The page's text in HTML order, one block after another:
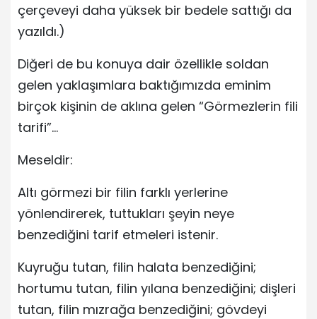
çerçeveyi daha yüksek bir bedele sattığı da
yazıldı.)
Diğeri de bu konuya dair özellikle soldan
gelen yaklaşımlara baktığımızda eminim
birçok kişinin de aklına gelen “Görmezlerin fili
tarifi”…
Meseldir:
Altı görmezi bir filin farklı yerlerine
yönlendirerek, tuttukları şeyin neye
benzediğini tarif etmeleri istenir.
Kuyruğu tutan, filin halata benzediğini;
hortumu tutan, filin yılana benzediğini; dişleri
tutan, filin mızrağa benzediğini; gövdeyi